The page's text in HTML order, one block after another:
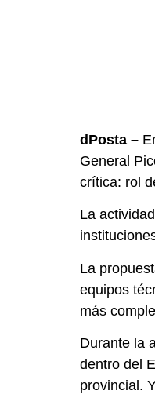
dPosta –
General
crítica: rol
La
La
equipos
más
Durante la
dentro del
provincial.